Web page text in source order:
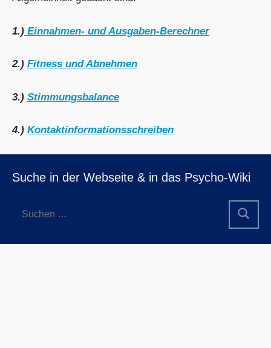
1.) Einnahmen- und Ausgaben-Berechner
2.) Fitness und Abnehmen
3.) Stimmungsbalance
4.) Kontaktinformationsschreiben
Suche in der Webseite & in das Psycho-Wiki